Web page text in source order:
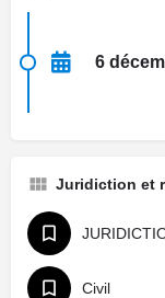
6
Juridiction et
Civil